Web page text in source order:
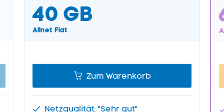
40 GB
Allnet Flat
Zum Warenkorb
Netzqualität: "Sehr gut"